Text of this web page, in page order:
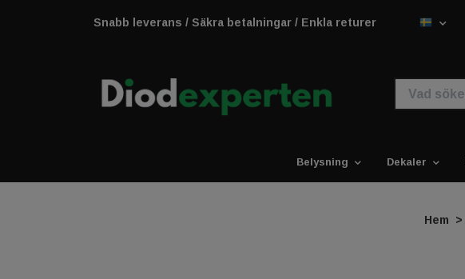
Snabb leverans / Säkra betalningar / Enkla returer
Belysning Dekaler
Hem